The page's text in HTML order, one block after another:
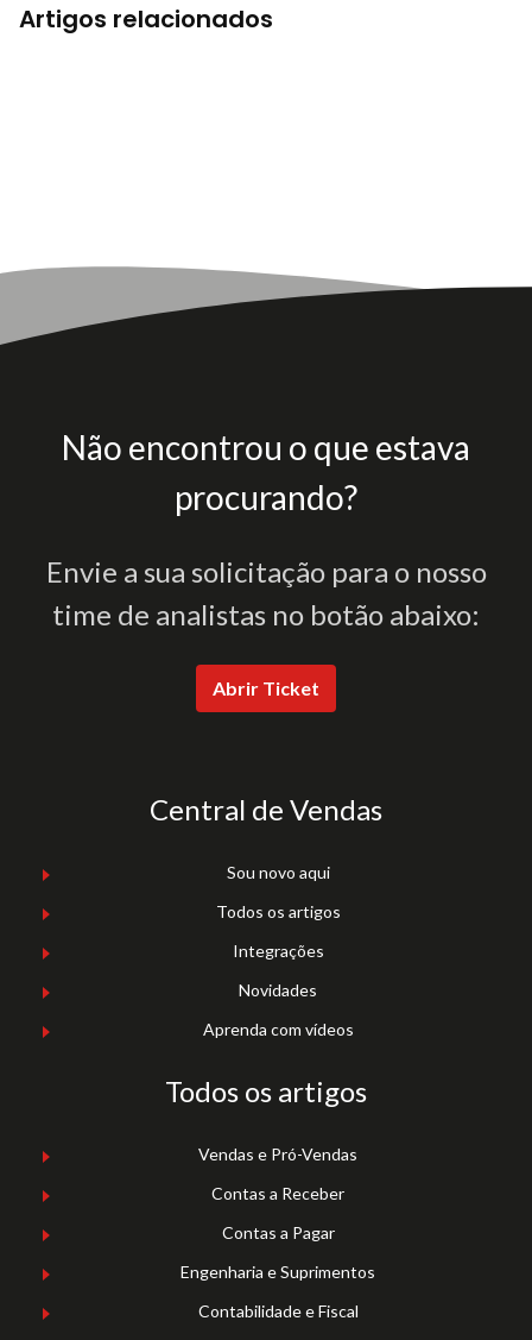
Artigos relacionados
Não encontrou o que estava
procurando?
Envie a sua solicitação para o nosso
time de analistas no botão abaixo:
Abrir Ticket
Central de Vendas
Sou novo aqui
Todos os artigos
Integrações
Novidades
Aprenda com vídeos
Todos os artigos
Vendas e Pró-Vendas
Contas a Receber
Contas a Pagar
Engenharia e Suprimentos
Contabilidade e Fiscal